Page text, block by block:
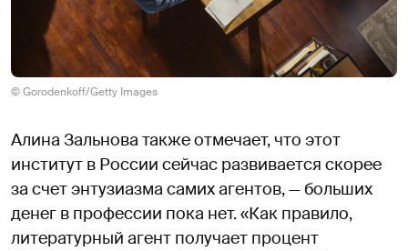
© Gorodenkoff/Getty Images
Алина Зальнова также отмечает, что этот
институт в России сейчас развивается скорее
за счет энтузиазма самих агентов, — больших
денег в профессии пока нет. «Как правило,
литературный агент получает процент